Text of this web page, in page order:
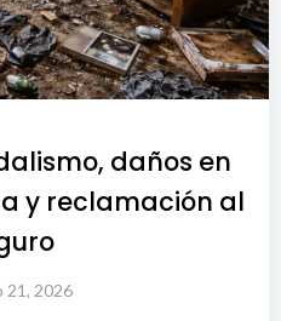
daños en
y reclamación al
21, 2026